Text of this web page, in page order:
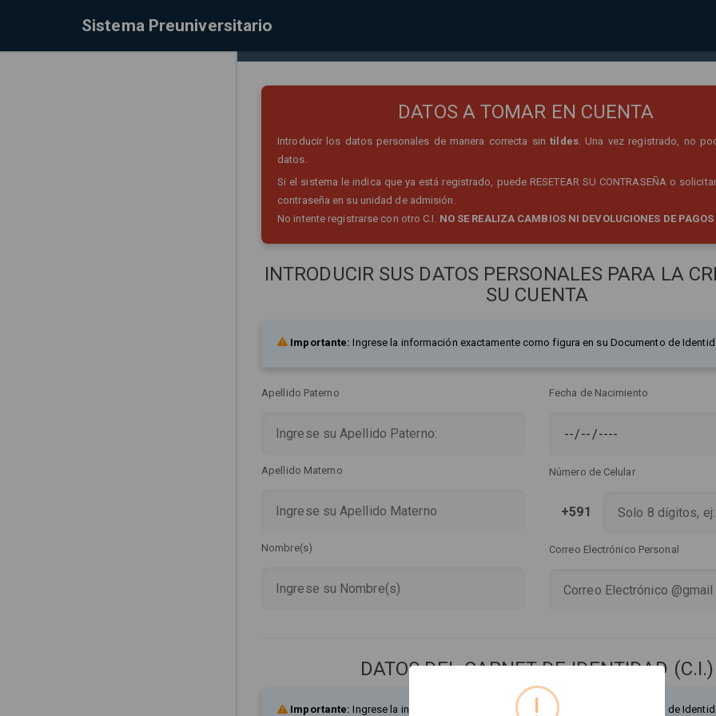
Sistema Preuniversitario
DATOS A TOMAR EN CUENTA
Introducir los datos personales de manera correcta sintildes. Una vez registrado, no
datos.
Si el sistema le indica que ya está registrado, puede RESETEAR SU CONTRASEÑA o
contraseña en su unidad de admisión.
No intente registrarse con otro C.I. NO SE REALIZA CAMBIOS NI DEVOLUCIONES DE
INTRODUCIR SUS DATOS PERSONALES PARA LA
SU CUENTA
Importante: Ingrese la información exactamente como figura en su Documento de
Apellido Paterno
Apellido Materno
Nombre(s)
Fecha de Nacimiento
Número de Celular
+591
Correo Electrónico Personal
DATOS DEL CARNET DE IDENTIDAD (C.I.)
Importante: Ingrese la información exactamente como figura en su Documento de
!